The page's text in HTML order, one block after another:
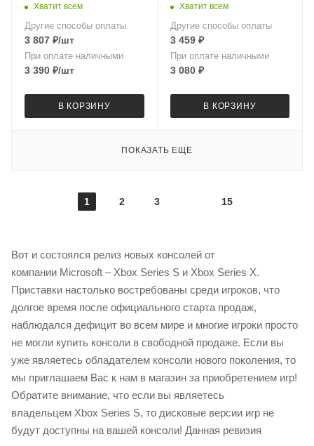
Хватит всем
Другие способы оплаты
3 807 ₽/шт
При оплате наличными
3 390 ₽/шт
В КОРЗИНУ
Хватит всем
Другие способы оплаты
3 459₽
При оплате наличными
3 080₽
В КОРЗИНУ
ПОКАЗАТЬ ЕЩЕ
1 2 3 15
Вот и состоялся релиз новых консолей от
компании Microsoft – Xbox Series S и Xbox Series X.
Приставки настолько востребованы среди игроков, что
долгое время после официального старта продаж,
наблюдался дефицит во всем мире и многие игроки просто
не могли купить консоли в свободной продаже. Если вы
уже являетесь обладателем консоли нового поколения, то
мы приглашаем Вас к нам в магазин за приобретением игр!
Обратите внимание, что если вы являетесь
владельцем Xbox Series S, то дисковые версии игр не
будут доступны на вашей консоли! Данная ревизия